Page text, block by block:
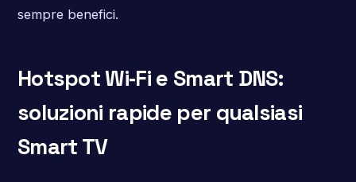
sempre benefici.
Hotspot Wi‑Fi e Smart DNS:
soluzioni rapide per qualsiasi
Smart TV